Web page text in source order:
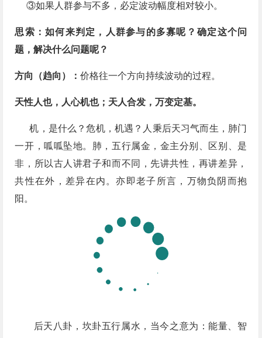
③如果人群参与不多，​必定波动幅度相对较小。
思索：如何来判定，人群参与的多寡呢？​确定这个问
题，解决什么问题呢？
方向（趋向）：​价格往一个方向持续波动的过程。
天性人也，人心机也；天人合发，万变定基。
机，是什么？危机，机遇？人秉后天习气而生，肺门
一开，呱呱坠地。肺，五行属金，金主分别、区别、是
非，所以古人讲君子和而不同，先讲共性，再讲差异，
共性在外，差异在内。亦即老子所言，万物负阴而抱
阳。
​ 后天八卦，坎卦五行属水，当今之意为：能量、智